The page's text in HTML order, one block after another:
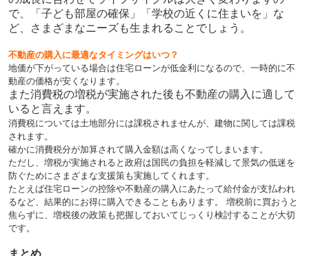
で、「子ども部屋の確保」「学校の近くに住まいを」な
ど、さまざまなニーズも生まれることでしょう。
不動産の購入に最適なタイミングはいつ？
地価が下がっている場合は住宅ローンが低金利になるので、一時的に不
動産の価格が安くなります。
また消費税の増税が実施された後も不動産の購入に適して
いると言えます。
消費税については土地部分には課税されませんが、建物に関しては課税
されます。
確かに消費税分が加算されて購入金額は高くなってしまいます。
ただし、増税が実施されると政府は国民の負担を軽減して景気の低迷を
防ぐためにさまざまな支援策も実施してくれます。
たとえば住宅ローンの控除や不動産の購入にあたって給付金が支払われ
るなど、結果的にお得に購入できることもあります。 増税前に買おうと
焦らずに、増税後の政策も把握しておいてじっくり検討することが大切
です。
まとめ